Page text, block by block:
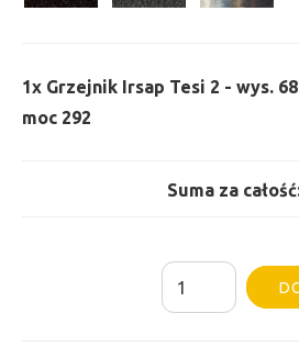
1x Grzejnik Irsap Tesi 2 - wys.
moc 292
Suma za
ilość
Grzejnik